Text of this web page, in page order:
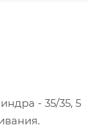
- 35/35, 5